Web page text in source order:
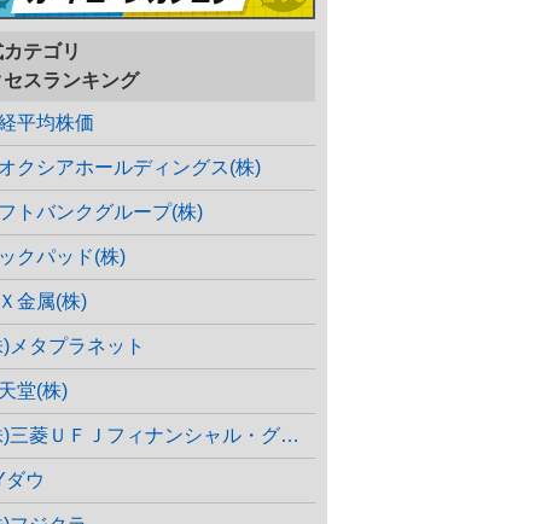
テゴリ
セスランキング
平均株価
クシアホールディングス(株)
トバンクグループ(株)
クパッド(株)
Ｘ金属(株)
)メタプラネット
堂(株)
三菱ＵＦＪフィナンシャル・グループ
ダウ